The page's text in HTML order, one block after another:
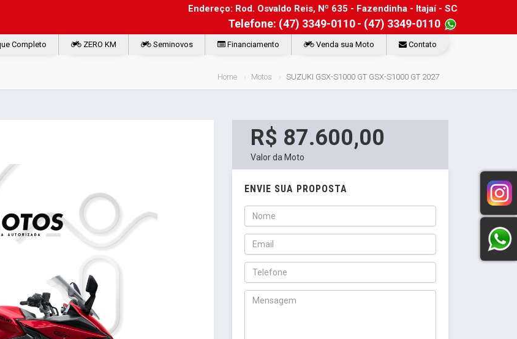
Endereço: Rod. Osvaldo Reis, Nº 635 - Fazendinha - Itajaí - SC
Telefone: (47) 3349-0110- (47) 3349-0110
Completo ZERO KM Seminovos Financiamento Venda sua Moto Contato
Home Motos SUZUKI GSX-S1000 GT GSX-S1000 GT 2027
R$ 87.600,00
Valor da Moto
ENVIE SUA PROPOSTA